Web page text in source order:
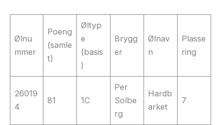
Ølnu
mmer
Poeng
(samle
t)
Øltyp
e
(basis
)
Brygg
er
Ølnav
n
Plasse
ring
26019
4
81 1C
Per
Solbe
rg
Hardb
arket
7